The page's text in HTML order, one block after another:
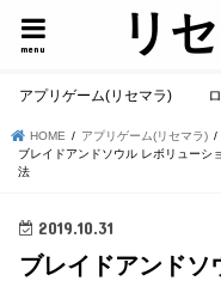
リ
menu
アプリゲーム(リセマラ)
HOME
アプリゲーム(リセマラ)
ブレイドアンドソウル レボリュー
法
2019.10.31
ブレイドアンドソ